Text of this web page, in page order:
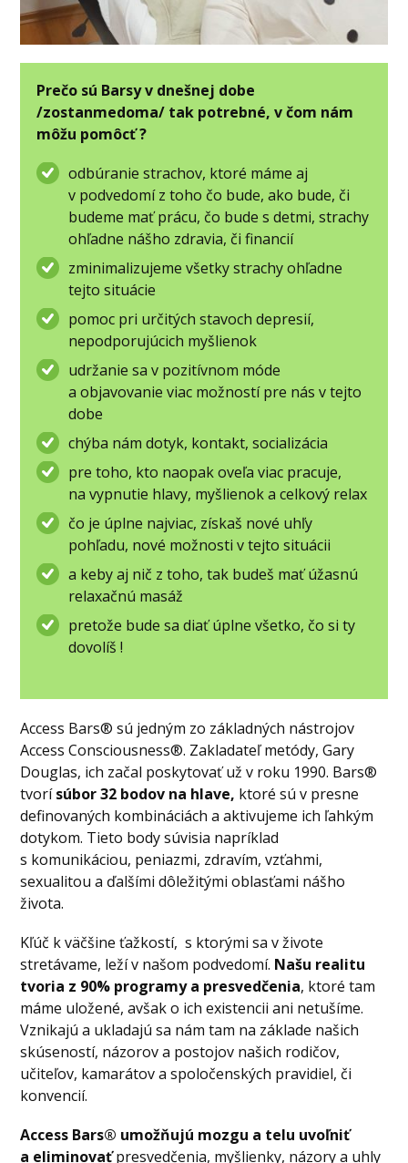
Prečo sú Barsy v dnešnej dobe
/zostanmedoma/ tak potrebné, v čom nám
môžu pomôcť ?
odbúranie strachov, ktoré máme aj
v podvedomí z toho čo bude, ako bude, či
budeme mať prácu, čo bude s detmi, strachy
ohľadne nášho zdravia, či financií
zminimalizujeme všetky strachy ohľadne
tejto situácie
pomoc pri určitých stavoch depresií,
nepodporujúcich myšlienok
udržanie sa v pozitívnom móde
a objavovanie viac možností pre nás v tejto
dobe
chýba nám dotyk, kontakt, socializácia
pre toho, kto naopak oveľa viac pracuje,
na vypnutie hlavy, myšlienok a celkový relax
čo je úplne najviac, získaš nové uhľy
pohľadu, nové možnosti v tejto situácii
a keby aj nič z toho, tak budeš mať úžasnú
relaxačnú masáž
pretože bude sa diať úplne všetko, čo si ty
dovolíš !
Access Bars® sú jedným zo základných nástrojov
Access Consciousness®. Zakladateľ metódy, Gary
Douglas, ich začal poskytovať už v roku 1990. Bars®
tvorísúbor 32 bodov na hlave, ktoré sú v presne
definovaných kombináciách a aktivujeme ich ľahkým
dotykom. Tieto body súvisia napríklad
s komunikáciou, peniazmi, zdravím, vzťahmi,
sexualitou a ďalšími dôležitými oblasťami nášho
života.
Kľúč k väčšine ťažkostí, s ktorými sa v živote
stretávame, leží v našom podvedomí. Našu realitu
tvoria z 90% programy a presvedčenia, ktoré tam
máme uložené, avšak o ich existencii ani netušíme.
Vznikajú a ukladajú sa nám tam na základe našich
skúseností, názorov a postojov našich rodičov,
učiteľov, kamarátov a spoločenských pravidiel, či
konvencií.
Access Bars® umožňujú mozgu a telu uvoľniť
a eliminovaťpresvedčenia, myšlienky, názory a uhly